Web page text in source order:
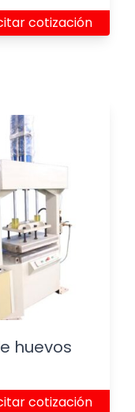
cotización
huevos
cotización